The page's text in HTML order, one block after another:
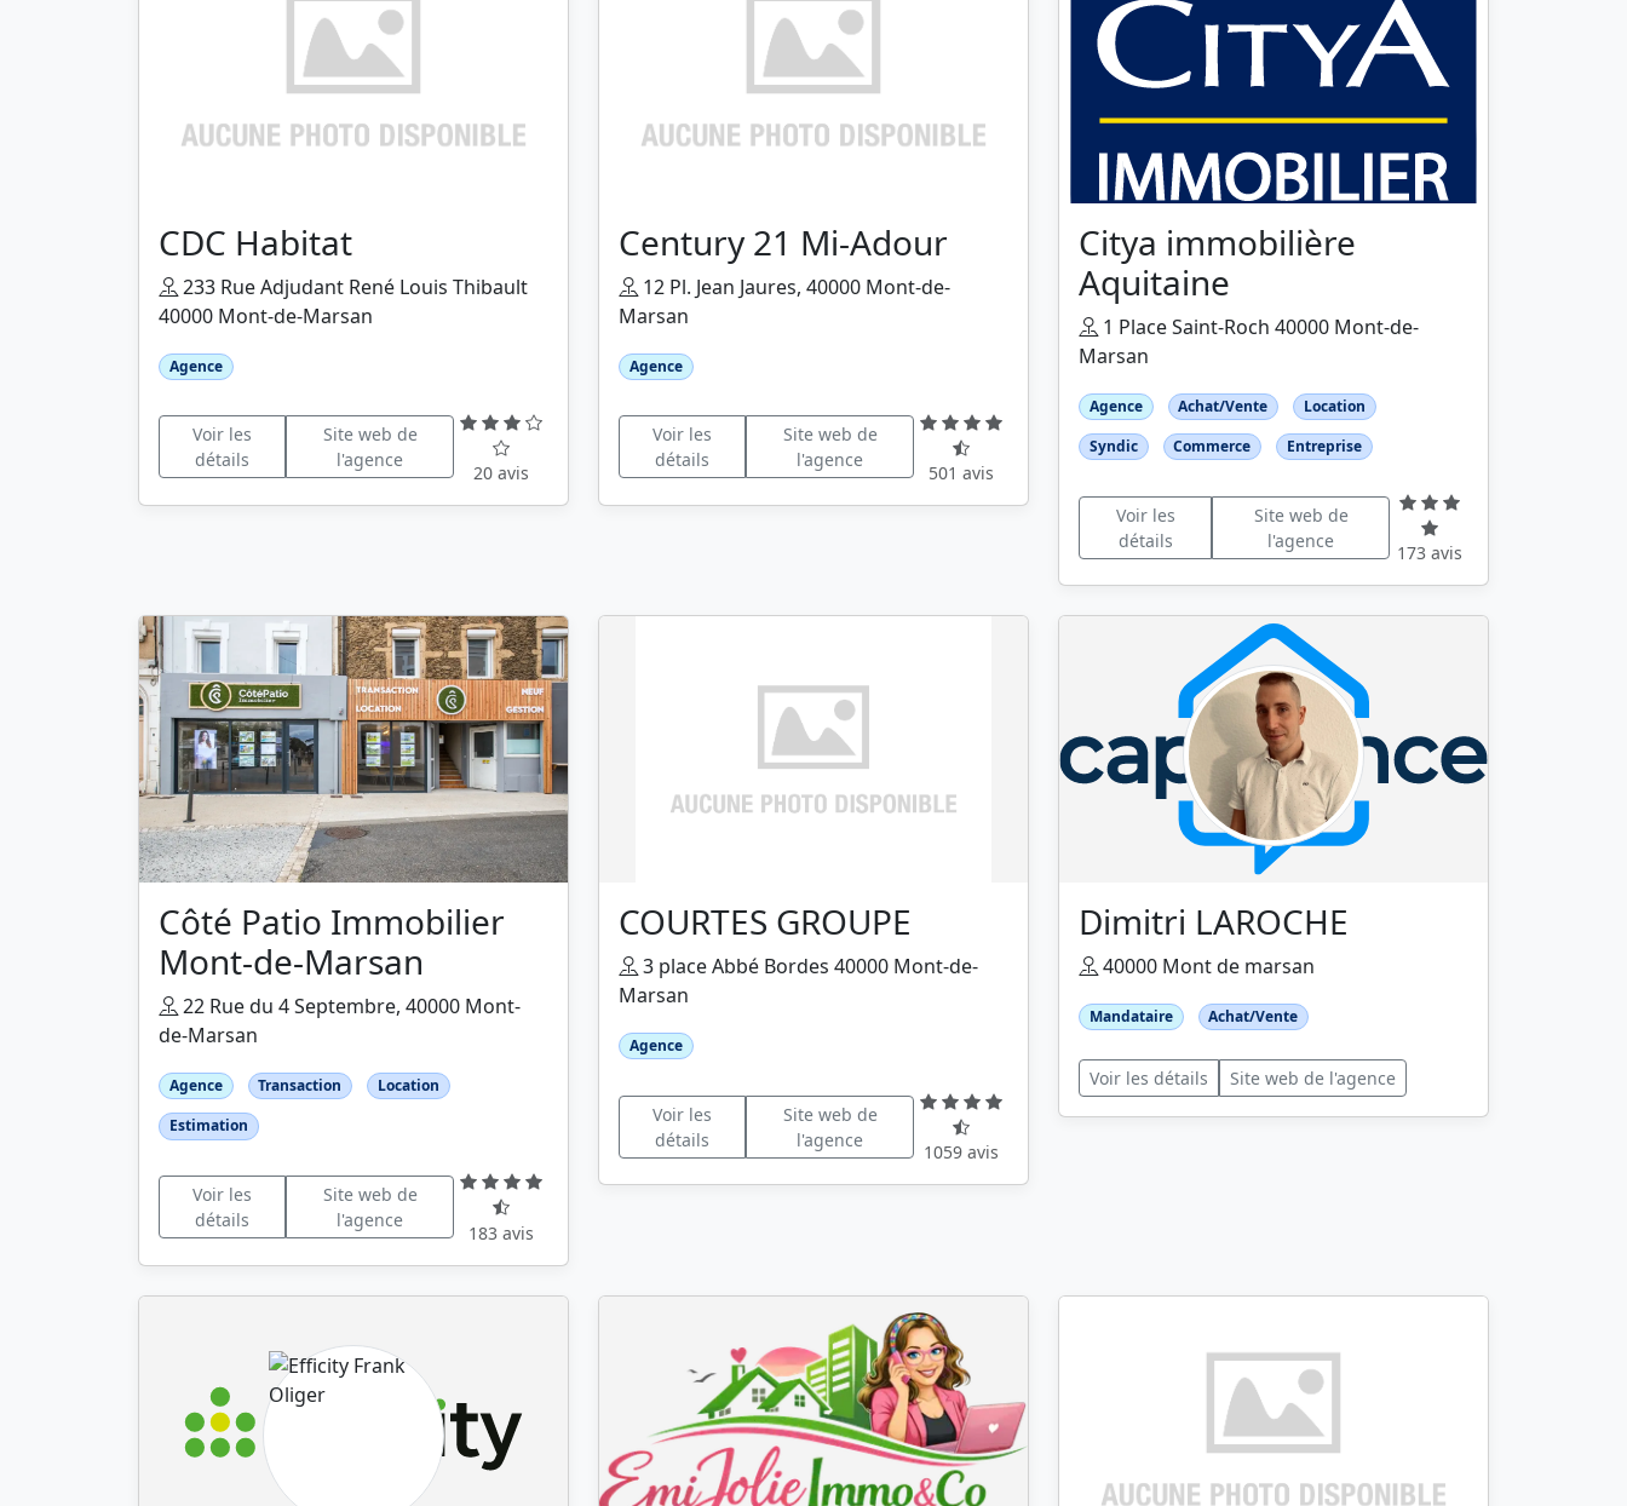
CDC Habitat
233 Rue Adjudant René Louis Thibault
40000 Mont-de-Marsan
Agence
Voir les
détails
Site web de
l'agence
20 avis
Century 21 Mi-Adour
12 Pl. Jean Jaures, 40000 Mont-de-
Marsan
Agence
Voir les
détails
Site web de
l'agence
501 avis
Citya immobilière
Aquitaine
1 Place Saint-Roch 40000 Mont-de-
Marsan
Agence Achat/Vente
Location
Syndic
Commerce Entreprise
Voir les
détails
Site web de
l'agence
173 avis
Côté Patio Immobilier
Mont-de-Marsan
22 Rue du 4 Septembre, 40000 Mont-
de-Marsan
Agence Transaction
Location
Estimation
Voir les
détails
Site web de
l'agence
183 avis
COURTES GROUPE
3 place Abbé Bordes 40000 Mont-de-
Marsan
Agence
Voir les
détails
Site web de
l'agence
1059 avis
Dimitri LAROCHE
40000 Mont de marsan
Mandataire Achat/Vente
Voir les détails Site web de l'agence